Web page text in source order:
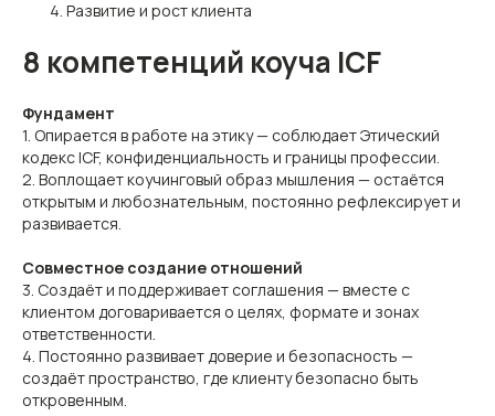
Развитие и рост клиента
8 компетенций коуча ICF
Фундамент
1. Опирается в работе на этику — соблюдает Этический
кодекс ICF, конфиденциальность и границы профессии.
2. Воплощает коучинговый образ мышления — остаётся
открытым и любознательным, постоянно рефлексирует и
развивается.
Совместное создание отношений
3. Создаёт и поддерживает соглашения — вместе с
клиентом договаривается о целях, формате и зонах
ответственности.
4. Постоянно развивает доверие и безопасность —
создаёт пространство, где клиенту безопасно быть
откровенным.